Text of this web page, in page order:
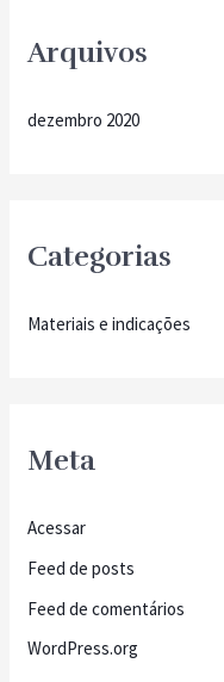
Arquivos
dezembro 2020
Categorias
Materiais e indicações
Meta
Acessar
Feed de posts
Feed de comentários
WordPress.org